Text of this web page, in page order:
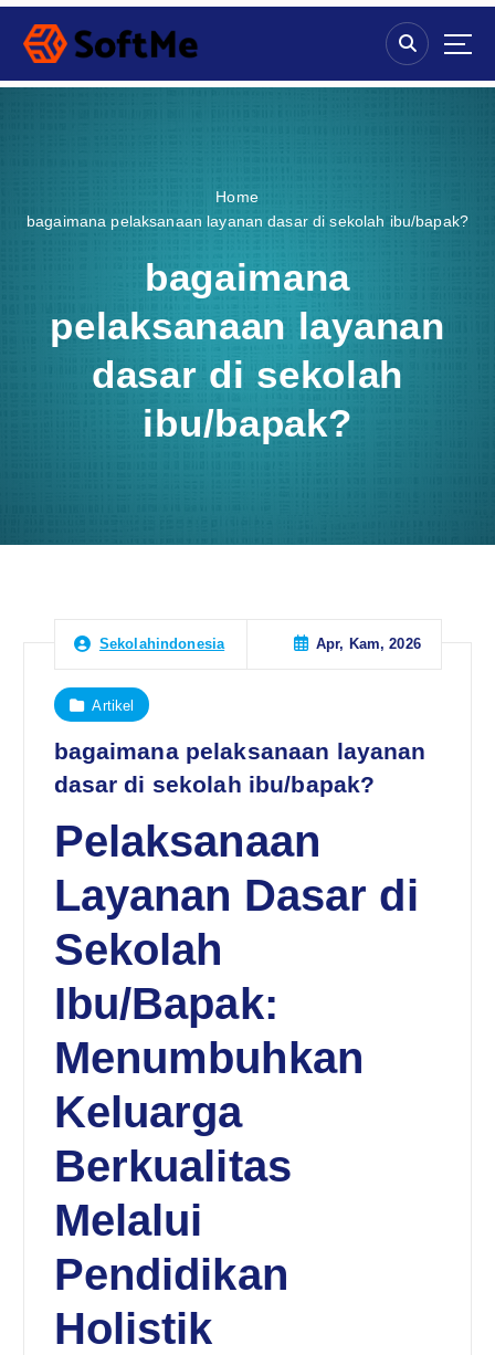
S
p
Home
bagaimana pelaksanaan layanan dasar di sekolah ibu/bapak?
bagaimana
pelaksanaan layanan
dasar di sekolah
ibu/bapak?
Sekolahindonesia Apr, Kam, 2026
Artikel
bagaimana pelaksanaan layanan
dasar di sekolah ibu/bapak?
Pelaksanaan
Layanan Dasar di
Sekolah
Ibu/Bapak:
Menumbuhkan
Keluarga
Berkualitas
Melalui
Pendidikan
Holistik